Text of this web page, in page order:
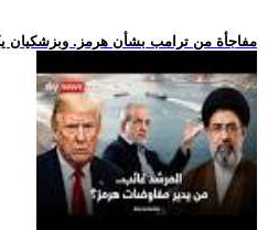
.. مفاجأة من ترامب بشأن هرمز.